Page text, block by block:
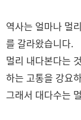
역사는 얼마나 멀
를 갈라왔습니다.
멀리 내다본다는
하는 고통을 강요
그래서 대다수는